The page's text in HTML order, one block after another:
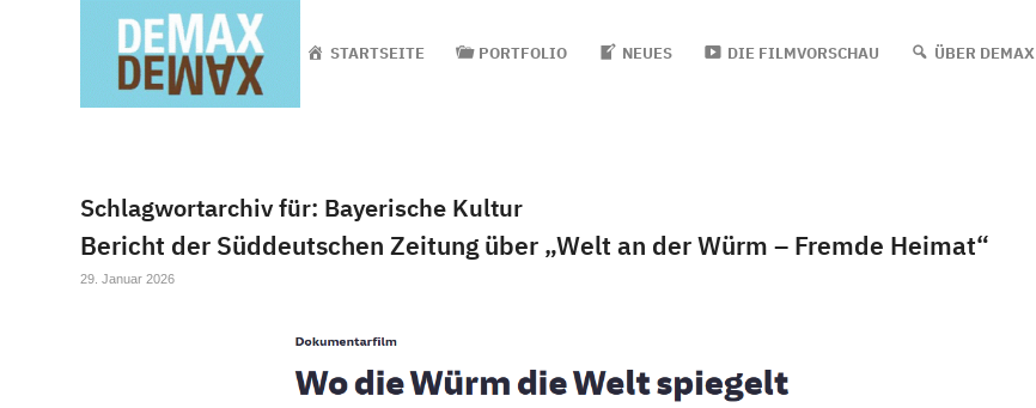
STARTSEITE PORTFOLIO NEUES DIE FILMVORSCHAU ÜBER DEMAX
Schlagwortarchiv für: Bayerische Kultur
Bericht der Süddeutschen Zeitung über „Welt an der Würm – Fremde Heimat“
29. Januar 2026